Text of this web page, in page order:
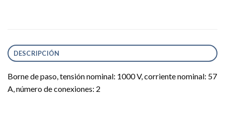
DESCRIPCIÓN
Borne de paso, tensión nominal: 1000 V, corriente nominal: 57
A, número de conexiones: 2